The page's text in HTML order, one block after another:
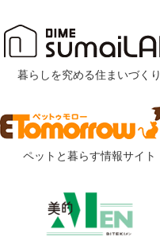
暮らしを究める住まいづくり
ペットと暮らす情報サイト